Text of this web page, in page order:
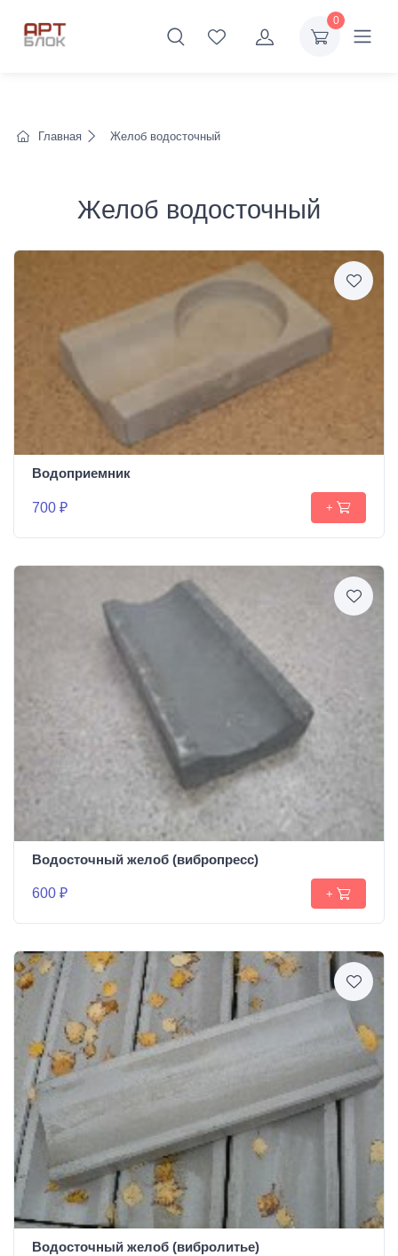
0
Главная Желоб водосточный
Желоб водосточный
Водоприемник
700 ₽ +
Водосточный желоб (вибропресс)
600 ₽ +
Водосточный желоб (вибролитье)